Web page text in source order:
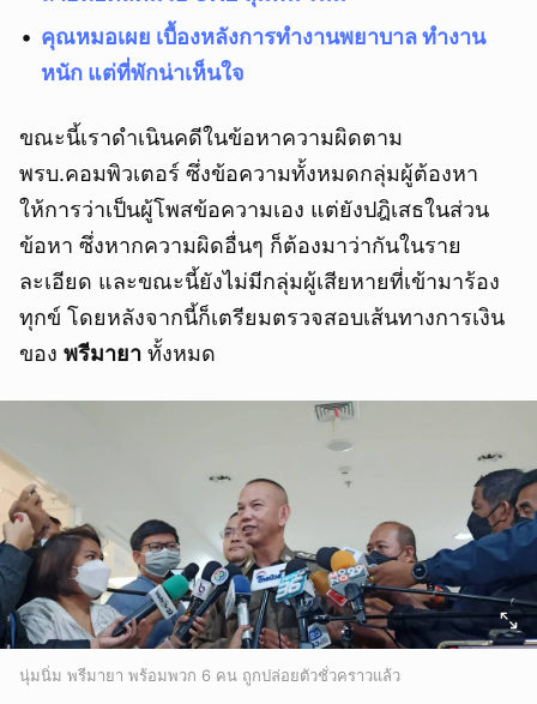
คุณหมอเผย เบื้องหลังการทำงานพยาบาล ทำงาน
หนัก แต่ที่พักน่าเห็นใจ
ขณะนี้เราดำเนินคดีในข้อหาความผิดตาม
พรบ.คอมพิวเตอร์ ซึ่งข้อความทั้งหมดกลุ่มผู้ต้องหา
ให้การว่าเป็นผู้โพสข้อความเอง แต่ยังปฎิเสธในส่วน
ข้อหา ซึ่งหากความผิดอื่นๆ ก็ต้องมาว่ากันในราย
ละเอียด และขณะนี้ยังไม่มีกลุ่มผู้เสียหายที่เข้ามาร้อง
ทุกข์ โดยหลังจากนี้ก็เตรียมตรวจสอบเส้นทางการเงิน
ของ พรีมายา ทั้งหมด
นุ่มนิ่ม พรีมายา พร้อมพวก 6 คน ถูกปล่อยตัวชั่วคราวแล้ว